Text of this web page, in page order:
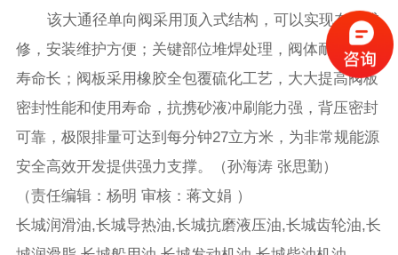
该大通径单向阀采用顶入式结构，可以实现在线维
修，安装维护方便；关键部位堆焊处理，阀体耐冲蚀、
寿命长；阀板采用橡胶全包覆硫化工艺，大大提高阀板
密封性能和使用寿命，抗携砂液冲刷能力强，背压密封
可靠，极限排量可达到每分钟27立方米，为非常规能源
安全高效开发提供强力支撑。（孙海涛 张思勤）
（责任编辑：杨明 审核：蒋文娟 ）
长城润滑油,长城导热油,长城抗磨液压油,长城齿轮油,长